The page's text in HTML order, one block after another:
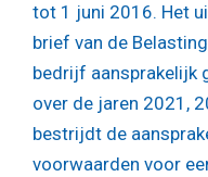
tot 1 juni 2016. Het
brief van de
bedrijf aansprakelijk
over de jaren 2021,
bestrijdt de
voorwaarden voor